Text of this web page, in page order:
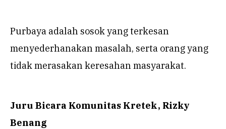
Purbaya adalah sosok yang terkesan
menyederhanakan masalah, serta orang yang
tidak merasakan keresahan masyarakat.
Juru Bicara Komunitas Kretek, Rizky
Benang